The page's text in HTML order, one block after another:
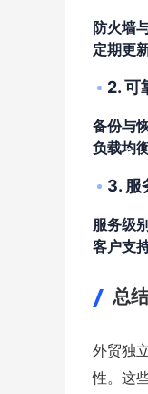
防火墙
定期更
2. 可
备份与
负载均
3. 服
服务级
客户支
总结
外贸独
性。这